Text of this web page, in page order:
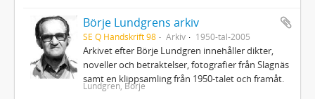
Börje Lundgrens arkiv
SE Q Handskrift 98 Arkiv 1950-tal-2005
Arkivet efter Börje Lundgren innehåller dikter,
noveller och betraktelser, fotografier från Slagnäs
samt en klippsamling från 1950-talet och framåt.
Lundgren, Börje